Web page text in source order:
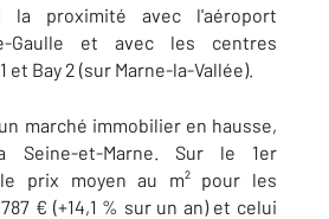
la proximité avec l'aéroport
Gaulle et avec les centres
et Bay 2 (sur Marne-la-Vallée).
marché immobilier en hausse,
Seine-et-Marne. Sur le 1er
prix moyen au m² pour les
€ (+14,1 % sur un an) et celui